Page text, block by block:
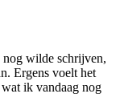
wilde schrijven,
Ergens voelt het
ik vandaag nog